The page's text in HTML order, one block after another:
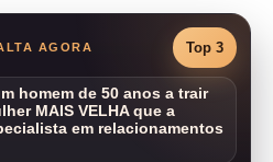
AGORA Top 3
homem de 50 anos a trair
MAIS VELHA que a
em relacionamentos